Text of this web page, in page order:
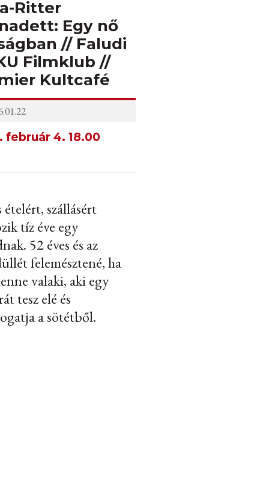
Ritter
Egy nő
// Faludi
Filmklub //
Kultcafé
február 4. 18.00
szállásért
tíz éve egy
52 éves és az
felemésztené, ha
valaki, aki egy
tesz elé és
a sötétből.